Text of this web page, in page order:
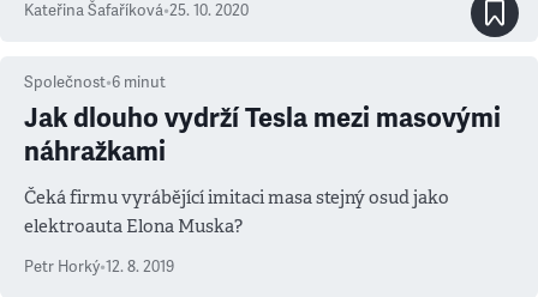
Kateřina Šafaříková•25. 10. 2020
Společnost•6 minut
Jak dlouho vydrží Tesla mezi masovými
náhražkami
Čeká firmu vyrábějící imitaci masa stejný osud jako
elektroauta Elona Muska?
Petr Horký•12. 8. 2019